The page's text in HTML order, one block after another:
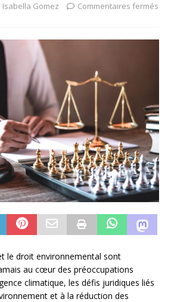
Isabella Gomez Commentaires fermés
le droit environnemental sont
au cœur des préoccupations
climatique, les défis juridiques liés
et à la réduction des